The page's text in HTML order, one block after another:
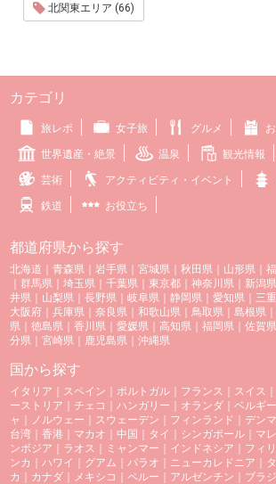
北関東エリア (66)
カテゴリ
旅レポ 女子旅 グルメ
世界遺産・絶景 温泉 観光情報
芸術 アクティビティ・イベント
鉄道 お役立ち
都道府県から探す
北海道 ｜青森県 ｜ 岩手県 ｜宮城県 ｜秋田県 ｜ 山形県 ｜
｜ 群馬県 ｜埼玉県 ｜千葉県 ｜ 東京都 ｜神奈川県 ｜ 新潟県
井県 ｜ 山梨県 ｜長野県 ｜岐阜県 ｜静岡県 ｜愛知県 ｜ 三
大阪府 ｜兵庫県 ｜奈良県 ｜和歌山県 ｜ 鳥取県 ｜島根県 ｜
県 ｜徳島県 ｜香川県 ｜愛媛県 ｜高知県 ｜福岡県 ｜佐賀県
分県 ｜宮崎県 ｜ 鹿児島県 ｜沖縄県
国から探す
イタリア ｜ スペイン ｜ ポルトガル ｜ フランス ｜ スイス ｜
ーストリア ｜チェコ ｜ ハンガリー ｜ オランダ ｜ベルギー
ャ ｜ ノルウェー ｜ スウェーデン ｜ フィンランド ｜ デン
台湾 ｜香港 ｜ マカオ ｜中国 ｜ タイ ｜ シンガポール ｜ マ
ンボジア ｜ ラオス ｜ ミャンマー ｜ インドネシア ｜ フィ
ンカ ｜ ハワイ ｜ グアム ｜ パラオ ｜ ニューカレドニア ｜
カ ｜ カナダ ｜ メキシコ ｜ペルー ｜ アルゼンチン ｜ ブラ